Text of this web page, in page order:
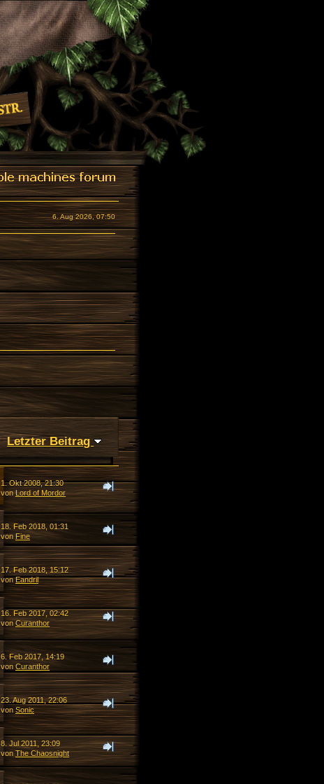
6. Aug 2026, 07:50
Letzter Beitrag
1. Okt 2008, 21:30
vonLord of Mordor
18. Feb 2018, 01:31
von Fine
17. Feb 2018, 15:12
vonEandril
16. Feb 2017, 02:42
vonCuranthor
6. Feb 2017, 14:19
vonCuranthor
23. Aug 2011, 22:06
vonSonic
8. Jul 2011, 23:09
von The Chaosnight